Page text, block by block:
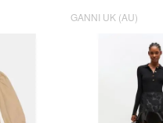
GANNI UK (AU)